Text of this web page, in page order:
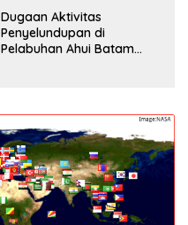
Dugaan Aktivitas
Penyelundupan di
Pelabuhan Ahui Batam